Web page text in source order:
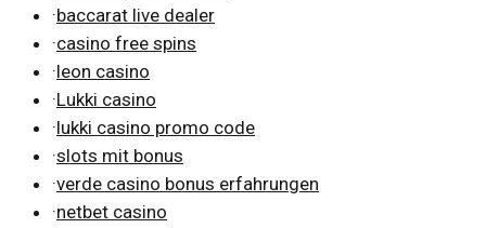
·baccarat live dealer
·casino free spins
·leon casino
·Lukki casino
·lukki casino promo code
·slots mit bonus
·verde casino bonus erfahrungen
·netbet casino